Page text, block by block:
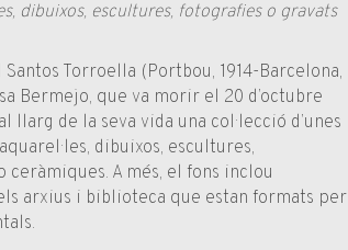
dibuixos, escultures, fotografies o gravats
Torroella (Portbou, 1914-Barcelona,
Bermejo, que va morir el 20 d’octubre
llarg de la seva vida una col·lecció d’unes
dibuixos, escultures,
A més, el fons inclou
arxius i biblioteca que estan formats per